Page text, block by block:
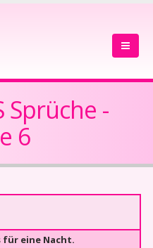
Sprüche -
6
für eine Nacht.